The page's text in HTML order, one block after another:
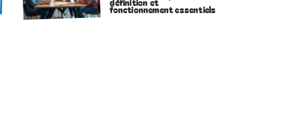
fonctionnement essentiels